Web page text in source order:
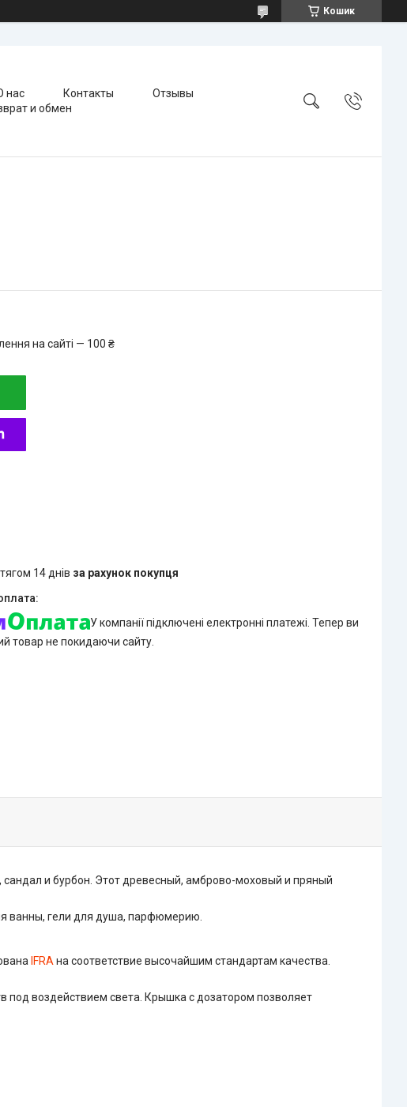
Кошик
нас Контакты
Отзывы
и обмен
на сайті — 100 ₴
14 днів за рахунок покупця
У компанії підключені електронні платежі. Тепер ви
товар не покидаючи сайту.
сандал и бурбон. Этот древесный, амброво-моховый и пряный
ванны, гели для душа, парфюмерию.
IFRAна соответствие высочайшим стандартам качества.
под воздействием света. Крышка с дозатором позволяет